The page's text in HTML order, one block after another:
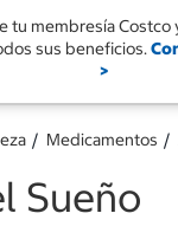
tu membresía Costco
sus beneficios.
>
Medicamentos
Sueño